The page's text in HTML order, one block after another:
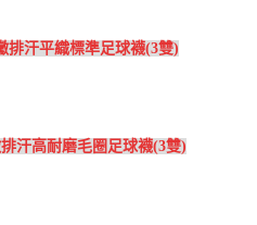
排汗平織標準足球襪(3雙)
汗高耐磨毛圈足球襪(3雙)